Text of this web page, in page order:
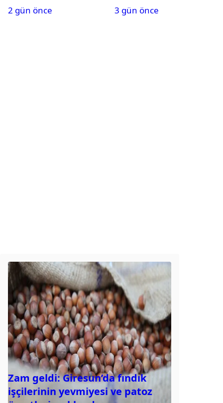
2 gün önce
alındı
3 gün önce
Zam geldi: Giresun’da fındık
işçilerinin yevmiyesi ve patoz